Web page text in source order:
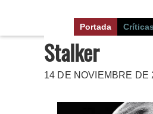
Portada Críticas
Stalker
14 DE NOVIEMBRE DE